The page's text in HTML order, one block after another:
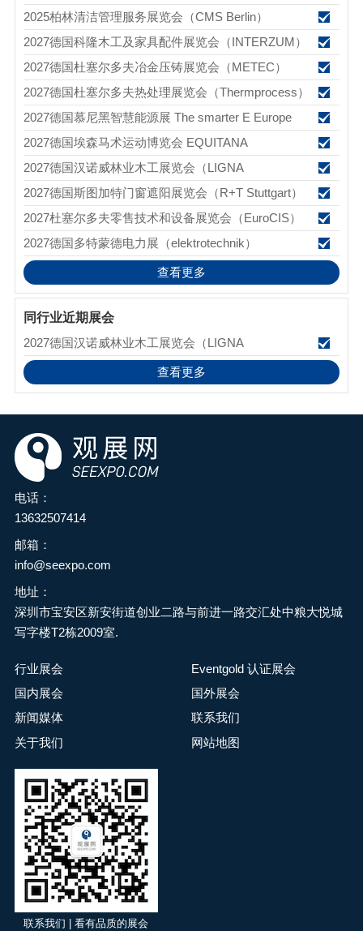
2025柏林清洁管理服务展览会（CMS Berlin）
2027德国科隆木工及家具配件展览会（INTERZUM）
2027德国杜塞尔多夫冶金压铸展览会（METEC）
2027德国杜塞尔多夫热处理展览会（Thermprocess）
2027德国慕尼黑智慧能源展 The smarter E Europe
2027德国埃森马术运动博览会 EQUITANA
2027德国汉诺威林业木工展览会（LIGNA
2027德国斯图加特门窗遮阳展览会（R+T Stuttgart）
2027杜塞尔多夫零售技术和设备展览会（EuroCIS）
2027德国多特蒙德电力展（elektrotechnik）
查看更多
同行业近期展会
2027德国汉诺威林业木工展览会（LIGNA
查看更多
电话：
13632507414
邮箱：
info@seexpo.com
地址：
深圳市宝安区新安街道创业二路与前进一路交汇处中粮大悦城
写字楼T2栋2009室.
行业展会
Eventgold 认证展会
国内展会
国外展会
新闻媒体
联系我们
关于我们
网站地图
联系我们 | 看有品质的展会